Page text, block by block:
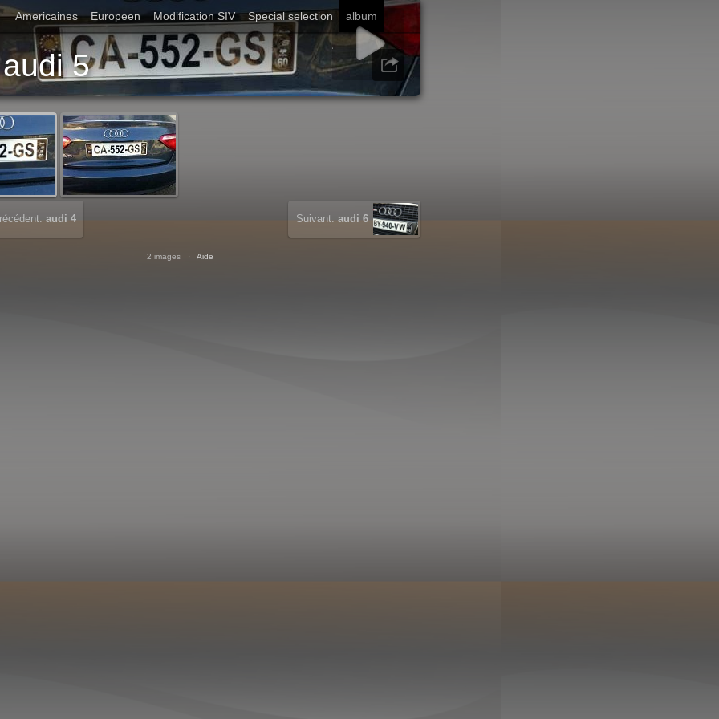
Americaines Europeen Modification SIV Special selection album
audi 5
Démarrer diaporama
Suivant: audi 6
audi 4
2 images · Aide